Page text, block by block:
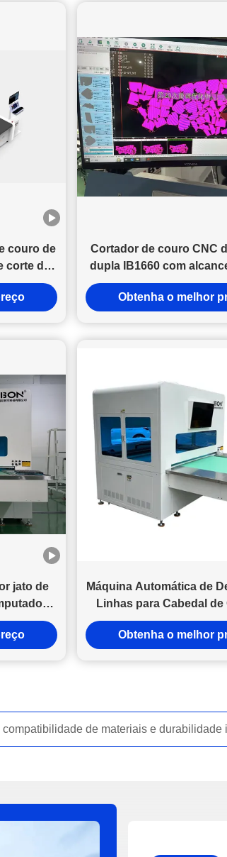
Início de produção mais
críticas, isso se torna umenorme vantagem.
do mercado antes da compra Antes
a equipe de engenharia: Visitou várias
sistemas Eles
de automação Capacidade de aninhamento inteligente
couro de
corte de
couro
Cortador de couro CNC
dupla IB1660 com
de 1600mmX6000mm e
para couro
Obtenha o melhor
jato de
x 900
de linhas
Máquina Automática de
Linhas para Cabedal de
com Área de Trabalho
900mm e Tinta
Obtenha o melhor